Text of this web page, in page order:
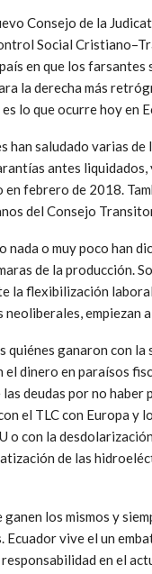
Consejo de la
Social
en que los
la derecha más
lo que ocurre hoy en
saludado varias de
antes
febrero de 2018.
del Consejo
nada o muy poco han
de la producción.
la flexibilización
empiezan
quiénes ganaron con la
dinero en paraísos
deudas por no haber
el TLC con Europa y
o con la
de las
los mismos y
vive el un
en el